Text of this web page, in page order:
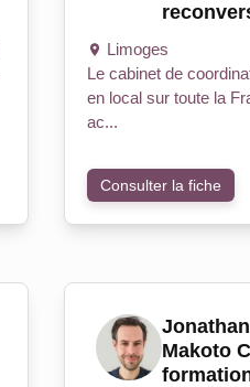
Limoges
Le cabinet de
en local sur toute la
ac...
Consulter la fiche
Makoto